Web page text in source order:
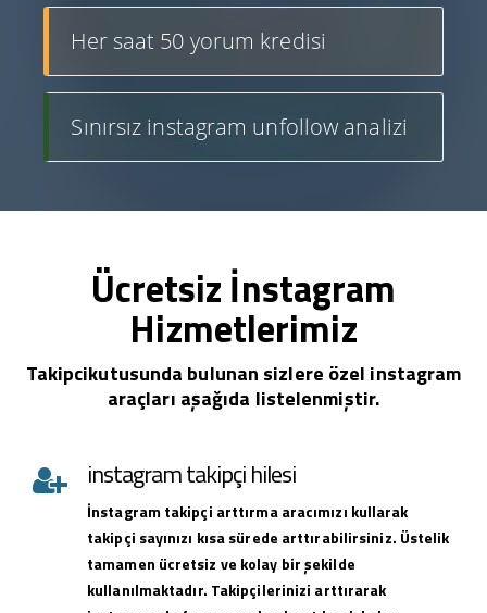
Her saat 50 yorum kredisi
Sınırsız instagram unfollow analizi
Ücretsiz İnstagram
Hizmetlerimiz
Takipcikutusunda bulunan sizlere özel instagram
araçları aşağıda listelenmiştir.
instagram takipçi hilesi
İnstagram takipçi arttırma aracımızı kullarak
takipçi sayınızı kısa sürede arttırabilirsiniz. Üstelik
tamamen ücretsiz ve kolay bir şekilde
kullanılmaktadır. Takipçilerinizi arttırarak